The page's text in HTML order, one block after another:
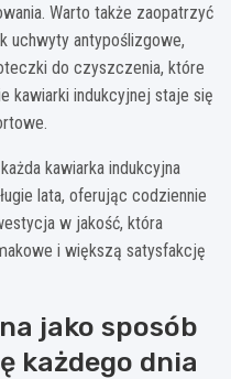
Warto także zaopatrzyć
uchwyty antypoślizgowe,
do czyszczenia, które
kawiarki indukcyjnej staje się
kawiarka indukcyjna
lata, oferując codziennie
w jakość, która
i większą satysfakcję
jako sposób
każdego dnia